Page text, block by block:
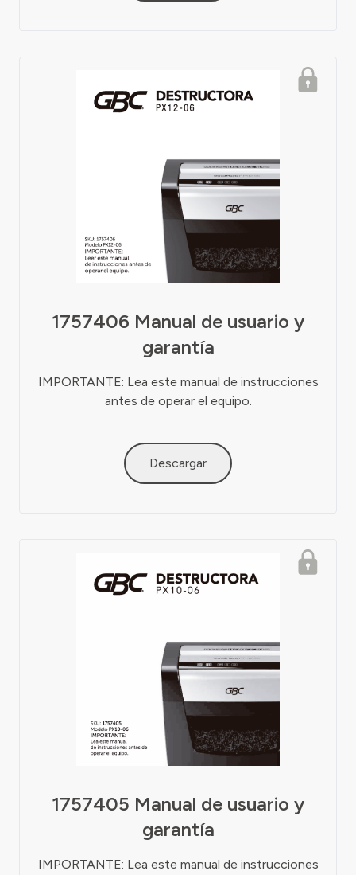
1757406 Manual de usuario y
garantía
IMPORTANTE: Lea este manual de instrucciones
antes de operar el equipo.
Descargar
1757405 Manual de usuario y
garantía
IMPORTANTE: Lea este manual de instrucciones